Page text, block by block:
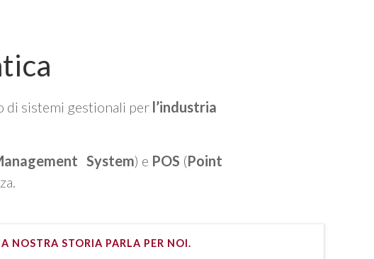
di sistemi gestionali per l’industria
System) e POS (Point
NOSTRA STORIA PARLA PER NOI.